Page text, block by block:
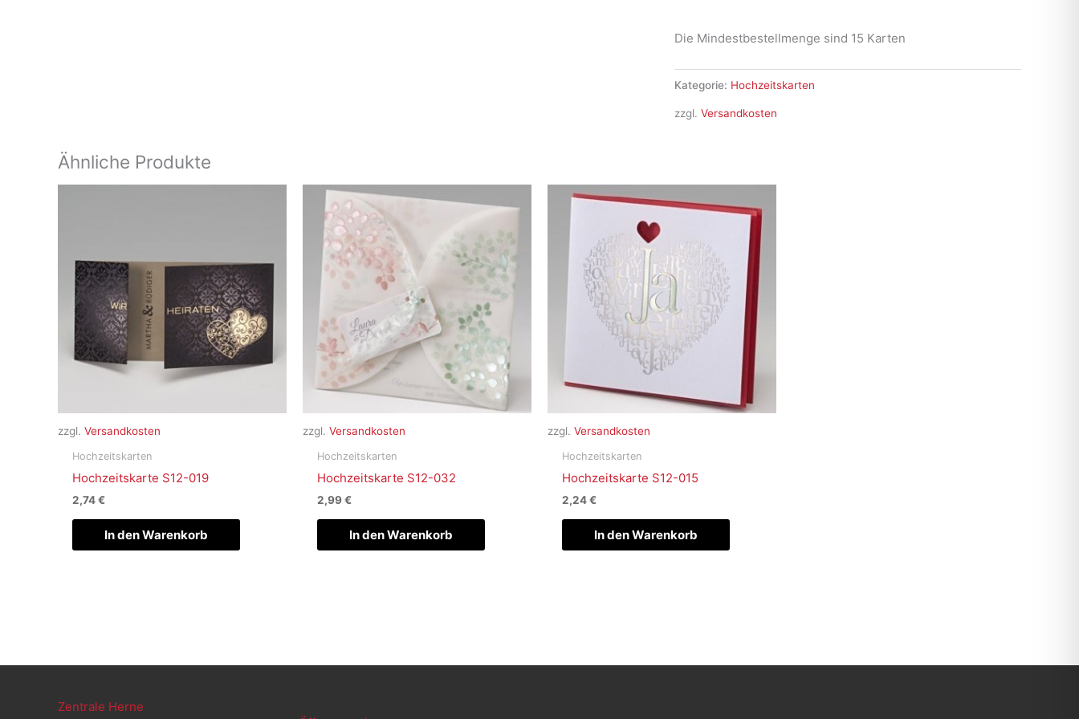
Die Mindestbestellmenge sind 15 Karten
Kategorie: Hochzeitskarten
zzgl. Versandkosten
Ähnliche Produkte
zzgl. Versandkosten
Hochzeitskarten
Hochzeitskarte S12-019
2,74€
In den Warenkorb
zzgl. Versandkosten
Hochzeitskarten
Hochzeitskarte S12-032
2,99€
In den Warenkorb
zzgl. Versandkosten
Hochzeitskarten
Hochzeitskarte S12-015
2,24€
In den Warenkorb
Zentrale Herne